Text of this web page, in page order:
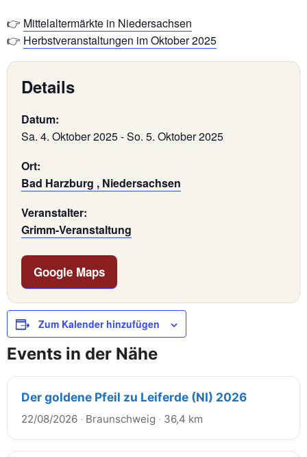
👉 Mittelaltermärkte in Niedersachsen
👉 Herbstveranstaltungen im Oktober 2025
Details
Datum:
Sa. 4. Oktober 2025-So. 5. Oktober 2025
Ort:
Bad Harzburg , Niedersachsen
Veranstalter:
Grimm-Veranstaltung
Google Maps
Zum Kalender hinzufügen
Events in der Nähe
Der goldene Pfeil zu Leiferde (NI) 2026
22/08/2026 · Braunschweig · 36,4 km